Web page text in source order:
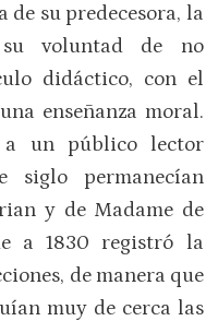
su predecesora, la
su voluntad de no
didáctico, con el
enseñanza moral.
a un público lector
siglo permanecían
y de Madame de
a 1830 registró la
de manera que
muy de cerca las